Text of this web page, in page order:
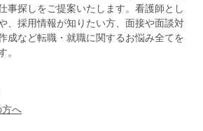
事探しをご提案いたします。看護師とし
、採用情報が知りたい方、面接や面談対
成など転職・就職に関するお悩み全てを
。
方へ